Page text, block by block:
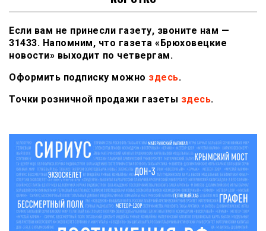
Если вам не принесли газету, звоните нам —
31433. Напомним, что газета «Брюховецкие
новости» выходит по четвергам.
Оформить подписку можно здесь.
Точки розничной продажи газеты здесь.